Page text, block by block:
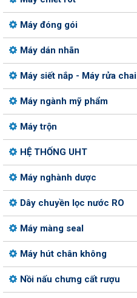
Máy đóng gói
Máy dán nhãn
Máy siết nắp - Máy rửa chai
Máy ngành mỹ phẩm
Máy trộn
HỆ THỐNG UHT
Máy nghành dược
Dây chuyền lọc nước RO
Máy màng seal
Máy hút chân không
Nồi nấu chưng cất rượu